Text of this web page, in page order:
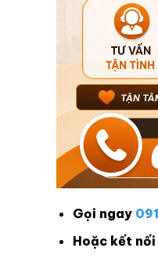
Gọi ngay
Hoặc kết nối